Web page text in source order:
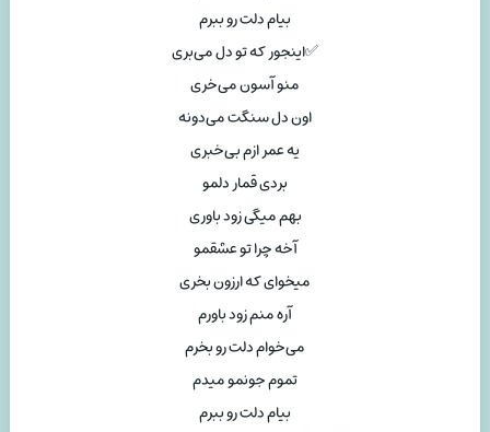
بیام دلت رو ببرم
✅اینجور که تو دل می‌بری
منو آسون می‌خری
اون دل سنگت می‌دونه
یه عمر ازم بی‌خبری
بردی قمار دلمو
بهم میگی زود باوری
آخه چرا تو عشقمو
میخوای که ارزون بخری
آره منم زود باورم
می‌خوام دلت رو بخرم
تموم جونمو میدم
بیام دلت رو ببرم